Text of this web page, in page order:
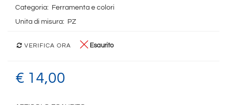
Categoria: Ferramenta e colori
Unita di misura: PZ
VERIFICA ORA Esaurito
€ 14,00